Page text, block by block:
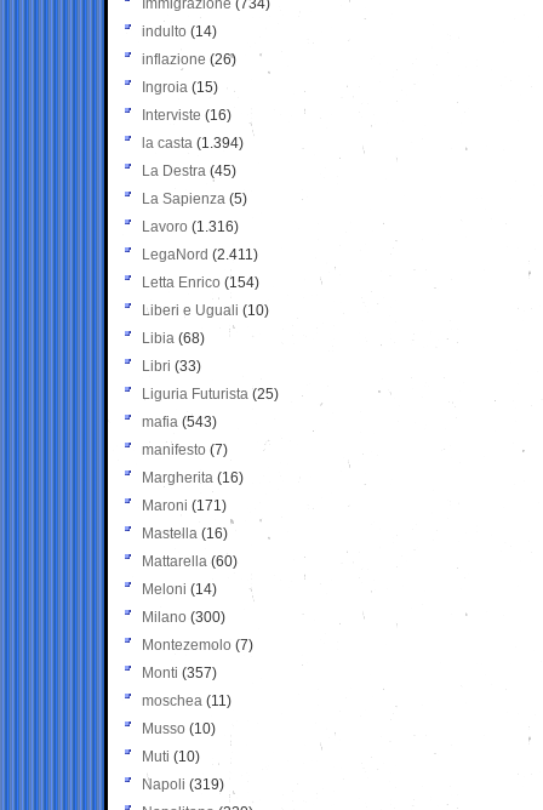
Immigrazione (734)
indulto (14)
inflazione (26)
Ingroia (15)
Interviste (16)
la casta (1.394)
La Destra (45)
La Sapienza (5)
Lavoro (1.316)
LegaNord (2.411)
Letta Enrico (154)
Liberi e Uguali (10)
Libia (68)
Libri (33)
Liguria Futurista (25)
mafia (543)
manifesto (7)
Margherita (16)
Maroni (171)
Mastella (16)
Mattarella (60)
Meloni (14)
Milano (300)
Montezemolo (7)
Monti (357)
moschea (11)
Musso (10)
Muti (10)
Napoli (319)